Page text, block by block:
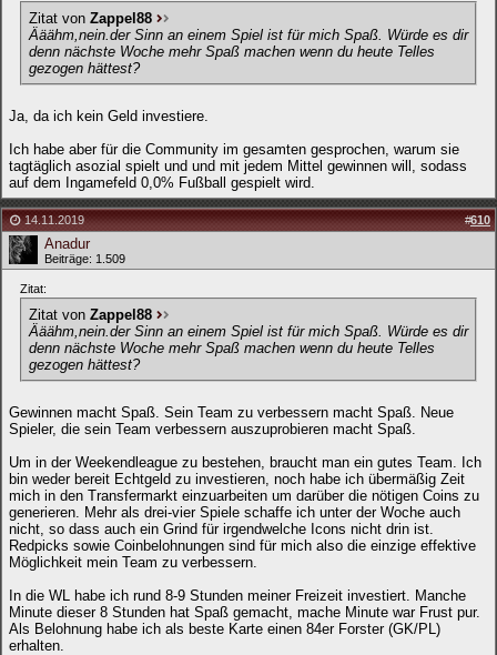
Zitat von Zappel88
Ääähm,nein.der Sinn an einem Spiel ist für mich Spaß. Würde es dir
denn nächste Woche mehr Spaß machen wenn du heute Telles
gezogen hättest?
Ja, da ich kein Geld investiere.
Ich habe aber für die Community im gesamten gesprochen, warum sie
tagtäglich asozial spielt und und mit jedem Mittel gewinnen will, sodass
auf dem Ingamefeld 0,0% Fußball gespielt wird.
14.11.2019 #610
Anadur
Beiträge: 1.509
Zitat:
Zitat von Zappel88
Ääähm,nein.der Sinn an einem Spiel ist für mich Spaß. Würde es dir
denn nächste Woche mehr Spaß machen wenn du heute Telles
gezogen hättest?
Gewinnen macht Spaß. Sein Team zu verbessern macht Spaß. Neue
Spieler, die sein Team verbessern auszuprobieren macht Spaß.
Um in der Weekendleague zu bestehen, braucht man ein gutes Team. Ich
bin weder bereit Echtgeld zu investieren, noch habe ich übermäßig Zeit
mich in den Transfermarkt einzuarbeiten um darüber die nötigen Coins zu
generieren. Mehr als drei-vier Spiele schaffe ich unter der Woche auch
nicht, so dass auch ein Grind für irgendwelche Icons nicht drin ist.
Redpicks sowie Coinbelohnungen sind für mich also die einzige effektive
Möglichkeit mein Team zu verbessern.
In die WL habe ich rund 8-9 Stunden meiner Freizeit investiert. Manche
Minute dieser 8 Stunden hat Spaß gemacht, mache Minute war Frust pur.
Als Belohnung habe ich als beste Karte einen 84er Forster (GK/PL)
erhalten.